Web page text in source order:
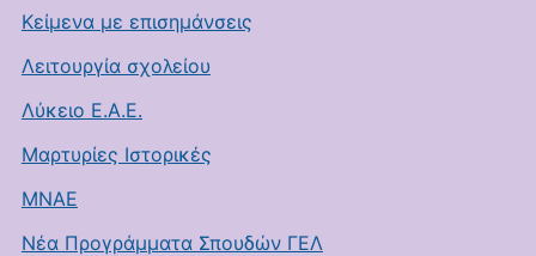
Κείμενα με επισημάνσεις
Λειτουργία σχολείου
Λύκειο Ε.Α.Ε.
Μαρτυρίες Ιστορικές
ΜΝΑΕ
Νέα Προγράμματα Σπουδών ΓΕΛ